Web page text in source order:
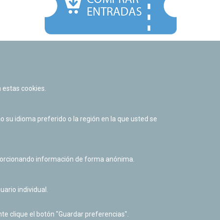
Política de cookies
Derecho de acceso a información pública
cookies.
su idioma preferido o la región en la que usted se
información de forma anónima.
individual.
clique el botón "Guardar preferencias".